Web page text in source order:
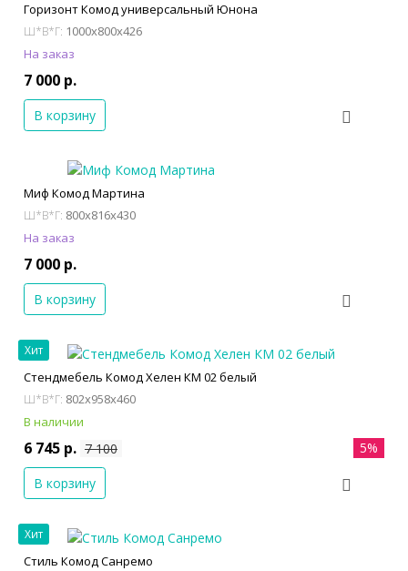
Горизонт Комод универсальный Юнона
Ш*В*Г: 1000x800x426
На заказ
7 000 р.
В корзину
Миф Комод Мартина
Ш*В*Г: 800x816x430
На заказ
7 000 р.
В корзину
Хит
Стендмебель Комод Хелен КМ 02 белый
Ш*В*Г: 802x958x460
В наличии
6 745 р. 7 100 5%
В корзину
Хит
Стиль Комод Санремо